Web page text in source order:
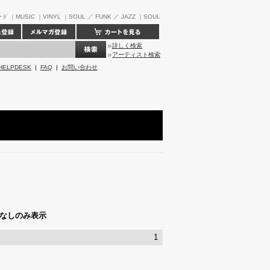
｜MUSIC ｜VINYL ｜SOUL ／ FUNK ／ JAZZ ｜SOUL
詳しく検索
アーティスト検索
| FAQ | お問い合わせ
しのみ表示
1